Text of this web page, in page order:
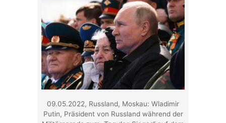
09.05.2022, Russland, Moskau: Wladimir
Putin, Präsident von Russland während der